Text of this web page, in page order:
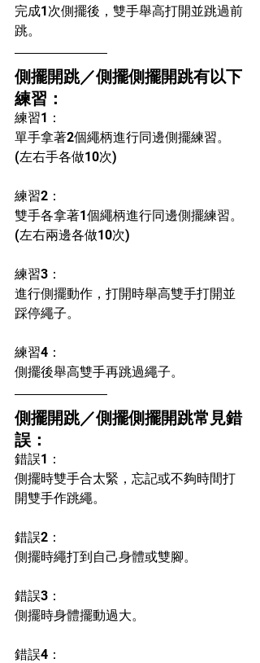
完成1次側擺後，雙手舉高打開並跳過前
跳。
側擺開跳／側擺側擺開跳有以下
練習：
練習1：
單手拿著2個繩柄進行同邊側擺練習。
(左右手各做10次)
練習2：
雙手各拿著1個繩柄進行同邊側擺練習。
(左右兩邊各做10次)
練習3：
進行側擺動作，打開時舉高雙手打開並
踩停繩子。
練習4：
側擺後舉高雙手再跳過繩子。
側擺開跳／側擺側擺開跳常見錯
誤：
錯誤1：
側擺時雙手合太緊，忘記或不夠時間打
開雙手作跳繩。
錯誤2：
側擺時繩打到自己身體或雙腳。
錯誤3：
側擺時身體擺動過大。
錯誤4：